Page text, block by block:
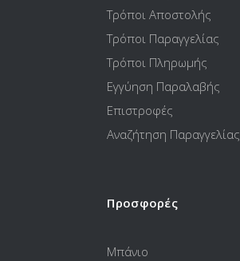
Τρόποι Αποστολής
Τρόποι Παραγγελίας
Τρόποι Πληρωμής
Εγγύηση Παραλαβής
Επιστροφές
Αναζήτηση Παραγγελίας
Προσφορές
Μπάνιο